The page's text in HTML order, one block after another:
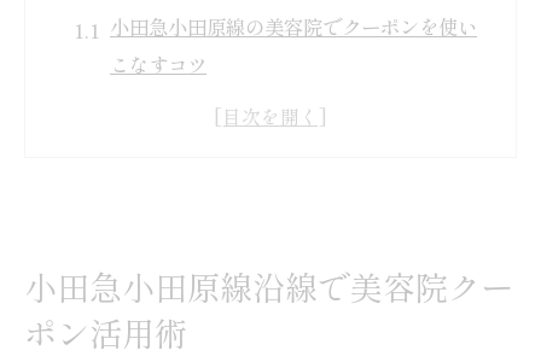
小田急小田原線の美容院でクーポンを使い
こなすコツ
美容院クーポンの上手な検索方法と活用術
用例
口コミと美容院クーポンの信頼性を見極め
小田急小田原線沿線で美容院クー
ポン活用術